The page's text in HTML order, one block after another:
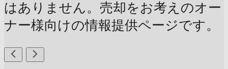
はありません。売却をお考えのオー
ナー様向けの情報提供ページです。